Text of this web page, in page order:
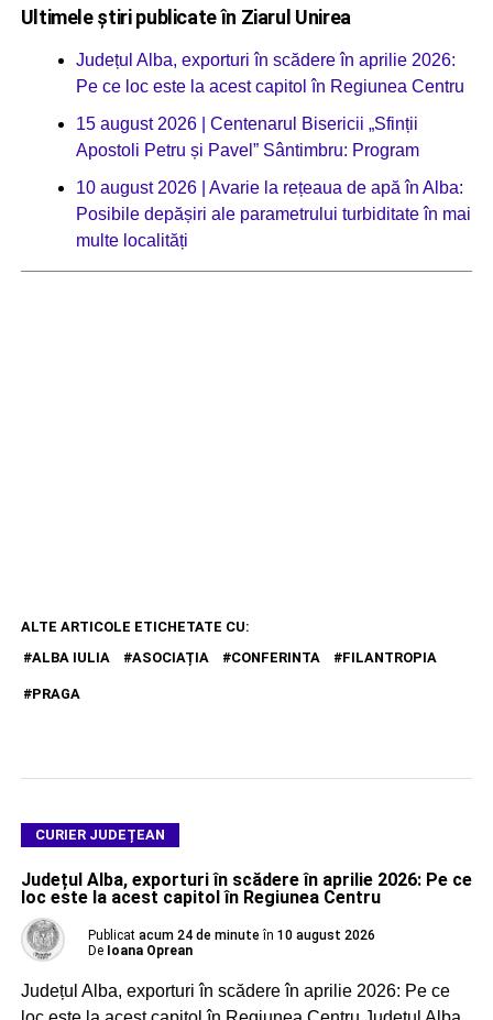
Ultimele știri publicate în Ziarul Unirea
Județul Alba, exporturi în scădere în aprilie 2026:
Pe ce loc este la acest capitol în Regiunea Centru
15 august 2026 | Centenarul Bisericii „Sfinții
Apostoli Petru și Pavel” Sântimbru: Program
10 august 2026 | Avarie la rețeaua de apă în Alba:
Posibile depășiri ale parametrului turbiditate în mai
multe localități
ALTE ARTICOLE ETICHETATE CU:
ALBA IULIA
ASOCIAȚIA CONFERINTA FILANTROPIA
PRAGA
CURIER JUDEȚEAN
Județul Alba, exporturi în scădere în aprilie 2026: Pe ce
loc este la acest capitol în Regiunea Centru
Publicat acum 24 de minute în 10 august 2026
De Ioana Oprean
Județul Alba, exporturi în scădere în aprilie 2026: Pe ce